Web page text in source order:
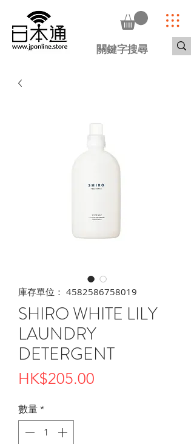
庫存單位： 4582586758019
SHIRO WHITE LILY
LAUNDRY
DETERGENT
HK$205.00
數量 *